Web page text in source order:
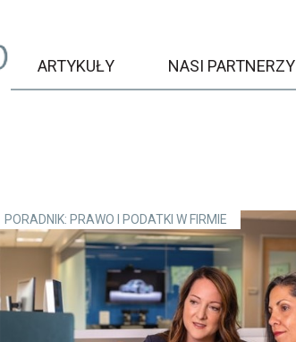
ARTYKUŁY NASI PARTNERZY
PORADNIK: PRAWO I PODATKI W FIRMIE